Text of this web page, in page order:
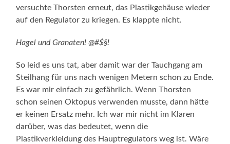
versuchte Thorsten erneut, das Plastikgehäuse wieder
auf den Regulator zu kriegen. Es klappte nicht.
Hagel und Granaten! @#$§!
So leid es uns tat, aber damit war der Tauchgang am
Steilhang für uns nach wenigen Metern schon zu Ende.
Es war mir einfach zu gefährlich. Wenn Thorsten
schon seinen Oktopus verwenden musste, dann hätte
er keinen Ersatz mehr. Ich war mir nicht im Klaren
darüber, was das bedeutet, wenn die
Plastikverkleidung des Hauptregulators weg ist. Wäre